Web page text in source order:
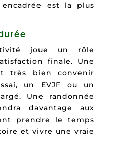
est la plus
joue un rôle
finale. Une
très bien convenir
un EVJF ou un
Une randonnée
davantage aux
prendre le temps
et vivre une vraie